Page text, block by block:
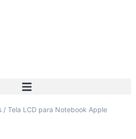
/ Tela LCD para Notebook Apple